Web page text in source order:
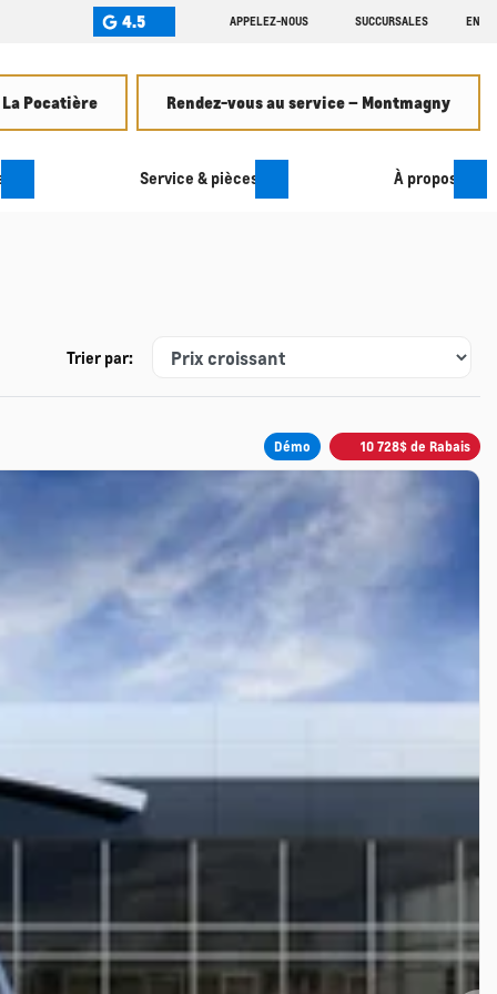
4.5 APPELEZ-NOUS SUCCURSALES EN
Pocatière Rendez-vous au service – Montmagny
Service & pièces À propos
Trier par:
Démo 10 728$ de Rabais